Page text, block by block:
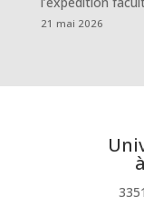
21 mai 2026